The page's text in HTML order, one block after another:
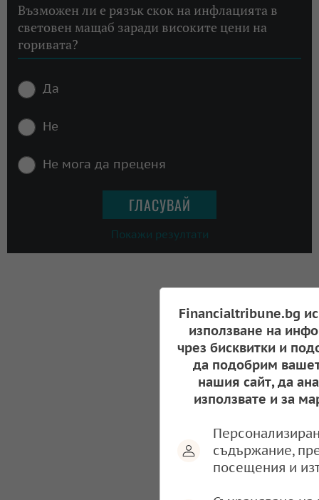
Възможен ли е рязък скок на инфлацията в
световен мащаб заради високите цени на
горивата?
Да
Не
Не мога да преценя
Покажи резултати
Financialtribune.bg
използване на
чрез бисквитки и
да подобрим
нашия сайт, да
използвате и за
съдържание,
посещения и